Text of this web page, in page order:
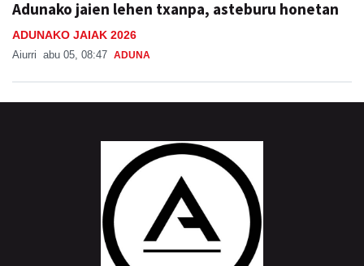
Adunako jaien lehen txanpa, asteburu honetan
ADUNAKO JAIAK 2026
Aiurri abu 05, 08:47 ADUNA